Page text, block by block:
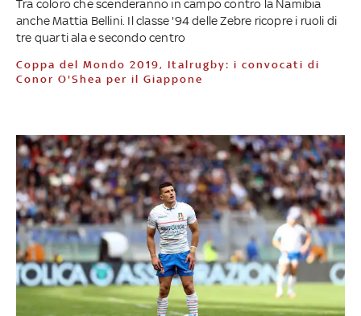
Tra coloro che scenderanno in campo contro la Namibia
anche Mattia Bellini. Il classe '94 delle Zebre ricopre i ruoli di
tre quarti ala e secondo centro
Coppa del Mondo 2019, Italrugby: i convocati di
Conor O'Shea per il Giappone